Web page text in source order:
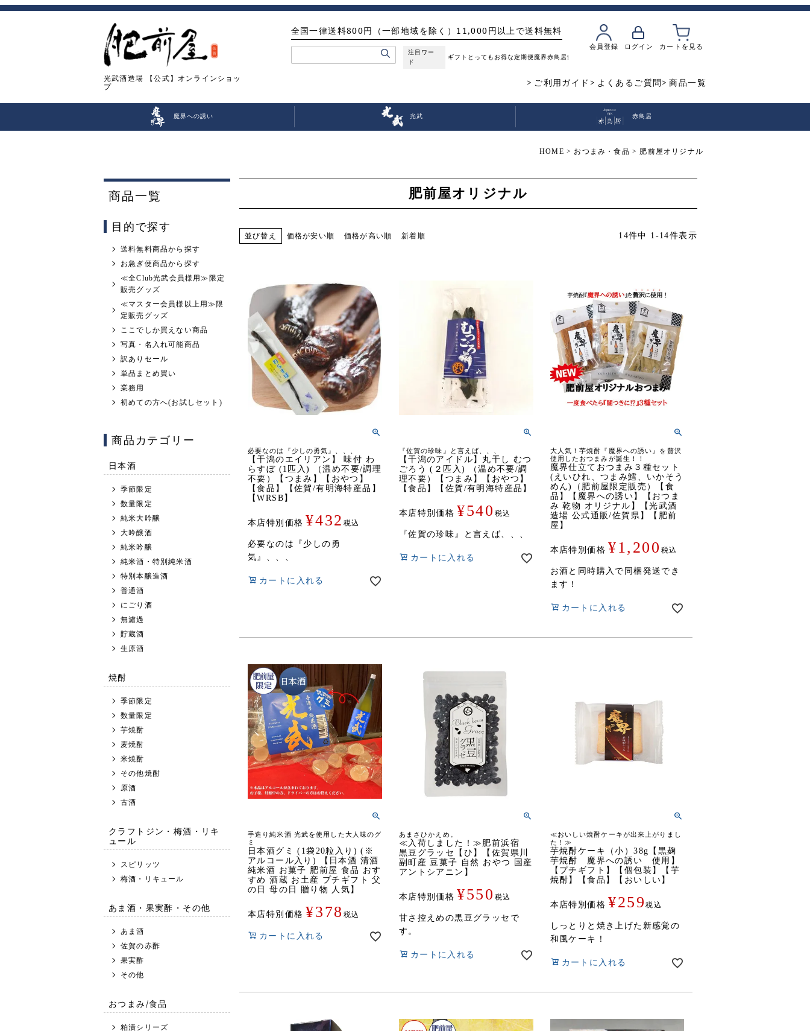
光武酒造場 【公式】オンラインショッ
プ
会員登録 ログイン カートを見る
全国一律送料800円（一部地域を除く）11,000円以上で送料無料
注目ワー
ド
ギフト とってもお得な定期便 魔界赤鳥居飲み比べ
ご利用ガイド よくあるご質問 商品一覧
魔界への誘い 光武 赤鳥居
HOME おつまみ・食品 肥前屋オリジナル
商品一覧
目的で探す
送料無料商品から探す
お急ぎ便商品から探す
≪全Club光武会員様用≫限定
販売グッズ
≪マスター会員様以上用≫限
定販売グッズ
ここでしか買えない商品
写真・名入れ可能商品
訳ありセール
単品まとめ買い
業務用
初めての方へ(お試しセット)
商品カテゴリー
日本酒
季節限定
数量限定
純米大吟醸
大吟醸酒
純米吟醸
純米酒・特別純米酒
特別本醸造酒
普通酒
にごり酒
無濾過
貯蔵酒
生原酒
焼酎
季節限定
数量限定
芋焼酎
麦焼酎
米焼酎
その他焼酎
原酒
古酒
クラフトジン・梅酒・リキ
ュール
スピリッツ
梅酒・リキュール
あま酒・果実酢・その他
あま酒
佐賀の赤酢
果実酢
その他
おつまみ/食品
粕漬シリーズ
肥前屋オリジナル
並び替え 価格が安い順 価格が高い順 新着順 14件中 1 -14件表示
必要なのは『少しの勇気』、、、
【干潟のエイリアン】 味付 わ
らすぼ (1匹入) （温め不要/調理
不要）【つまみ】【おやつ】
【食品】【佐賀/有明海特産品】
【WRSB】
本店特別価格 ¥432 税込
必要なのは『少しの勇
気』、、、
カートに入れる
『佐賀の珍味』と言えば、、、
【干潟のアイドル】丸干し むつ
ごろう (２匹入) （温め不要/調
理不要）【つまみ】【おやつ】
【食品】【佐賀/有明海特産品】
本店特別価格 ¥540 税込
『佐賀の珍味』と言えば、、、
カートに入れる
大人気！芋焼酎『魔界への誘い』を贅沢
使用したおつまみが誕生！！
魔界仕立ておつまみ３種セット
(えいひれ、つまみ鱈、いかそう
めん)（肥前屋限定販売）【食
品】【魔界への誘い】【おつま
み 乾物 オリジナル】【光武酒
造場 公式通販/佐賀県】【肥前
屋】
本店特別価格 ¥1,200 税込
お酒と同時購入で同梱発送でき
ます！
カートに入れる
手造り純米酒 光武を使用した大人味のグ
ミ
日本酒グミ (1袋20粒入り) (※
アルコール入り) 【日本酒 清酒
純米酒 お菓子 肥前屋 食品 おす
すめ 酒蔵 お土産 プチギフト 父
の日 母の日 贈り物 人気】
本店特別価格 ¥378 税込
カートに入れる
あまさひかえめ。
≪入荷しました！≫肥前浜宿
黒豆グラッセ【ひ】【佐賀県川
副町産 豆菓子 自然 おやつ 国産
アントシアニン】
本店特別価格 ¥550 税込
甘さ控えめの黒豆グラッセで
す。
カートに入れる
≪おいしい焼酎ケーキが出来上がりまし
た！≫
芋焼酎ケーキ（小）38g【黒麹
芋焼酎 魔界への誘い 使用】
【プチギフト】【個包装】【芋
焼酎】【食品】【おいしい】
本店特別価格 ¥259税込
しっとりと焼き上げた新感覚の
和風ケーキ！
カートに入れる